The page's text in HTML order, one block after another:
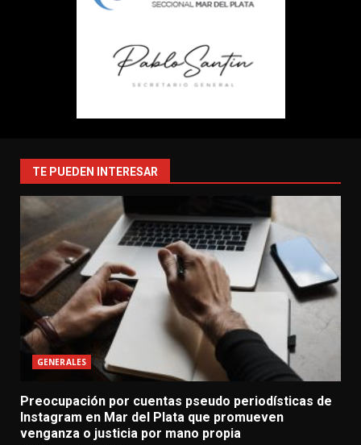
TE PUEDEN INTERESAR
GENERALES
Preocupación por cuentas pseudo periodísticas de
Instagram en Mar del Plata que promueven
venganza o justicia por mano propia